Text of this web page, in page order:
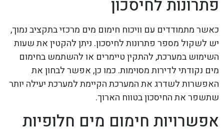
פתרונות לחיסכון
כאשר מתמודדים עם וויכוח חימום מים מרכזי בתקציב נמוך,
יש לשקול מספר פתרונות לחיסכון. ניתן להקטין את שעות
השימוש במערכת, להתקין טיימרים או להשתמש בחימום
מים נקודתי לדירות מסוימות. כמו כן, אפשר לבחון את
האפשרות לשדרג את המערכת הקיימת למערכת יעילה יותר
שתשפר את החיסכון בטווח הארוך.
אפשרויות חימום מים חלופיות